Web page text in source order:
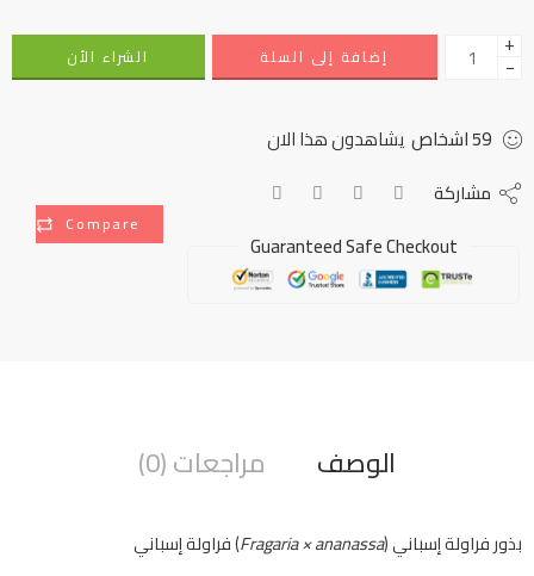
+
− إضافة إلى السلة الشراء الأن
59اشخاص يشاهدون هذا الان
Compare
مشاركة
Guaranteed Safe Checkout
الوصف مراجعات (0)
بذور فراولة إسباني (Fragaria × ananassa) فراولة إسباني